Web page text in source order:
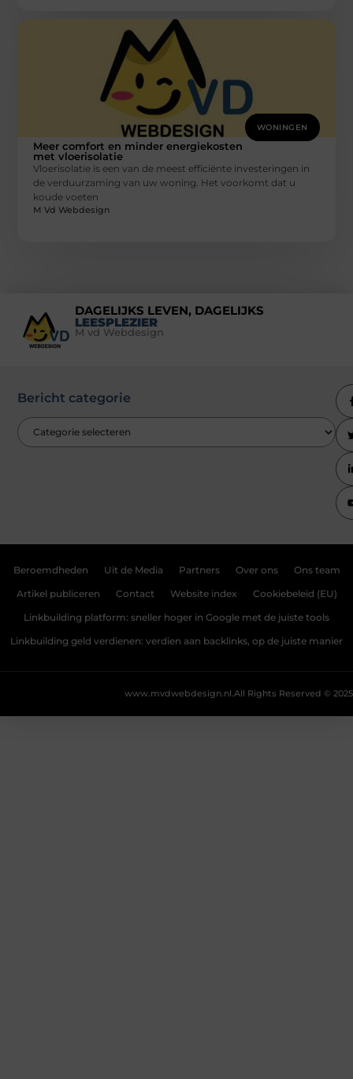
WONINGEN
Meer comfort en minder energiekosten
met vloerisolatie
Vloerisolatie is een van de meest efficiënte investeringen in
de verduurzaming van uw woning. Het voorkomt dat u
koude voeten
M Vd Webdesign
DAGELIJKS LEVEN, DAGELIJKS
LEESPLEZIER
M vd Webdesign
Bericht categorie
Beroemdheden Uit de Media Partners Over ons Ons team
Artikel publiceren Contact Website index Cookiebeleid (EU)
Linkbuilding platform: sneller hoger in Google met de juiste tools
Linkbuilding geld verdienen: verdien aan backlinks, op de juiste manier
All Rights Reserved © 2025
www.mvdwebdesign.nl.